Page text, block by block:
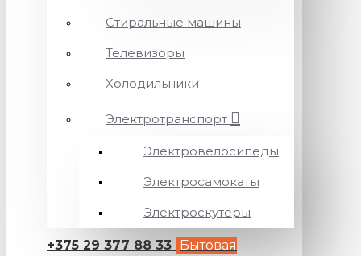
Стиральные машины
Телевизоры
Холодильники
Электротранспорт
Электровелосипеды
Электросамокаты
Электроскутеры
+375 29 377 88 33 Бытовая